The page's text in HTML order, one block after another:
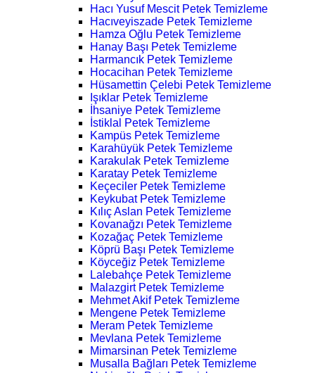
Hacı Yusuf Mescit Petek Temizleme
Hacıveyiszade Petek Temizleme
Hamza Oğlu Petek Temizleme
Hanay Başı Petek Temizleme
Harmancık Petek Temizleme
Hocacihan Petek Temizleme
Hüsamettin Çelebi Petek Temizleme
Işıklar Petek Temizleme
İhsaniye Petek Temizleme
İstiklal Petek Temizleme
Kampüs Petek Temizleme
Karahüyük Petek Temizleme
Karakulak Petek Temizleme
Karatay Petek Temizleme
Keçeciler Petek Temizleme
Keykubat Petek Temizleme
Kılıç Aslan Petek Temizleme
Kovanağzı Petek Temizleme
Kozağaç Petek Temizleme
Köprü Başı Petek Temizleme
Köyceğiz Petek Temizleme
Lalebahçe Petek Temizleme
Malazgirt Petek Temizleme
Mehmet Akif Petek Temizleme
Mengene Petek Temizleme
Meram Petek Temizleme
Mevlana Petek Temizleme
Mimarsinan Petek Temizleme
Musalla Bağları Petek Temizleme